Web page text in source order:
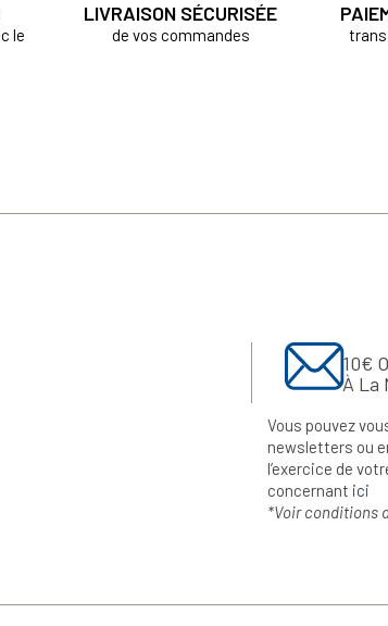
le
LIVRAISON SÉCURISÉE
de vos commandes
10€
À La
Vous pouvez
newsletters ou
l’exercice de
concernant ici
*Voir conditions